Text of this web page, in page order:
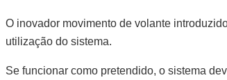
O inovador movimento de volante
utilização do sistema.
Se funcionar como pretendido, o sistema